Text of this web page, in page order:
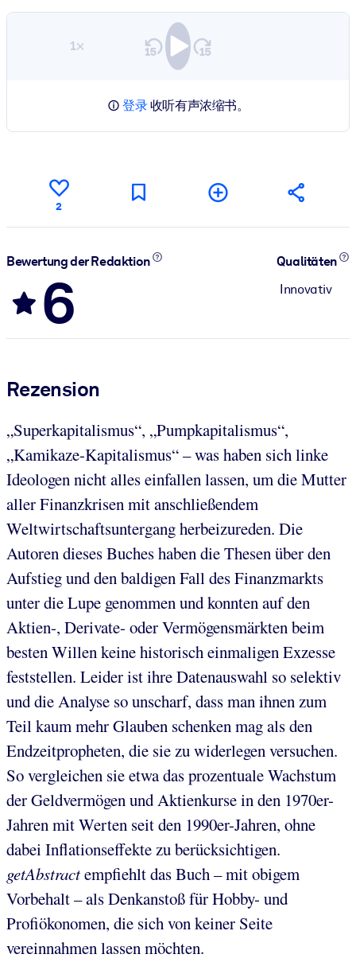
1×
登录收听有声浓缩书。
2
Bewertung der Redaktion
6
Qualitäten
Innovativ
Rezension
„Superkapitalismus“, „Pumpkapitalismus“,
„Kamikaze-Kapitalismus“ – was haben sich linke
Ideologen nicht alles einfallen lassen, um die Mutter
aller Finanzkrisen mit anschließendem
Weltwirtschaftsuntergang herbeizureden. Die
Autoren dieses Buches haben die Thesen über den
Aufstieg und den baldigen Fall des Finanzmarkts
unter die Lupe genommen und konnten auf den
Aktien-, Derivate- oder Vermögensmärkten beim
besten Willen keine historisch einmaligen Exzesse
feststellen. Leider ist ihre Datenauswahl so selektiv
und die Analyse so unscharf, dass man ihnen zum
Teil kaum mehr Glauben schenken mag als den
Endzeitpropheten, die sie zu widerlegen versuchen.
So vergleichen sie etwa das prozentuale Wachstum
der Geldvermögen und Aktienkurse in den 1970er-
Jahren mit Werten seit den 1990er-Jahren, ohne
dabei Inflationseffekte zu berücksichtigen.
getAbstractempfiehlt das Buch – mit obigem
Vorbehalt – als Denkanstoß für Hobby- und
Profiökonomen, die sich von keiner Seite
vereinnahmen lassen möchten.